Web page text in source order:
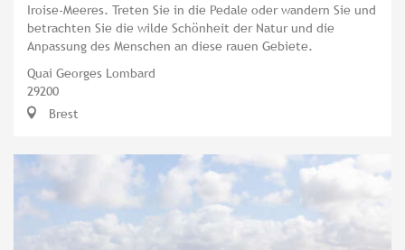
Iroise-Meeres. Treten Sie in die Pedale oder wandern Sie und
betrachten Sie die wilde Schönheit der Natur und die
Anpassung des Menschen an diese rauen Gebiete.
Quai Georges Lombard
29200
Brest